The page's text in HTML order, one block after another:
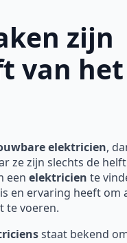
zijn
van het
elektricien,
ze zijn slechts de
een elektricien te
en ervaring heeft om
te voeren.
staat bekend